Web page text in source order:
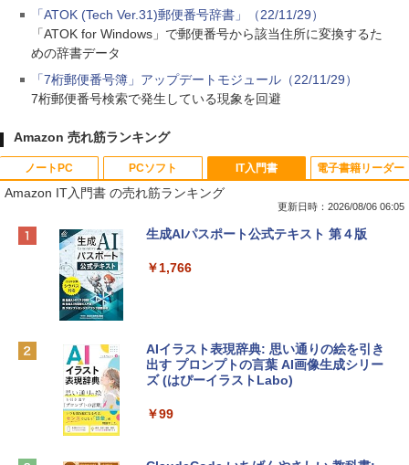
「ATOK (Tech Ver.31)郵便番号辞書」（22/11/29）
「ATOK for Windows」で郵便番号から該当住所に変換するた
めの辞書データ
「7桁郵便番号簿」アップデートモジュール（22/11/29）
7桁郵便番号検索で発生している現象を回避
Amazon 売れ筋ランキング
ノートPC
Apple 2026 MacBook Neo A18 Proチッ
e Intelligenceのために設計、Liquid Ret
￥137,800
tomtoc 360°保護 15.6 16インチ パソコ
PCソフト
Xbox プリペイドカード 10,000円 デジタ
ンラインコード]
Robloxギフトカード - 800 Robux 【限
定バーチャルアイテムを含む】 【オンラ
インゲームコード】 ロブロックス | オン
IT入門書
Amazon IT入門書 の売れ筋ランキング
更新日時：2026/08/06 06:05
生成AIパスポート公式テキスト 第４版
￥1,766
AIイラスト表現辞典: 思い通りの絵を引き
出す プロンプトの言葉 AI画像生成シリー
ズ (はぴーイラストLabo)
￥99
電子書籍リーダー